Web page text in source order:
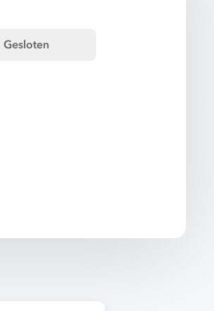
Gesloten